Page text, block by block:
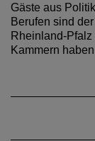
Gäste aus
Berufen sind
Rheinland-
Kammern